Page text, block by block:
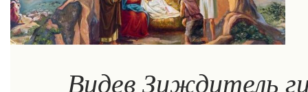
Видев Зиждитель